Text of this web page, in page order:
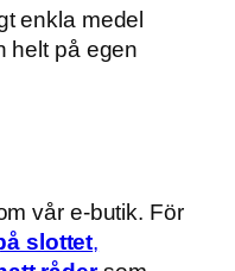
enkla medel
helt på egen
vår e-butik. För
slottet,